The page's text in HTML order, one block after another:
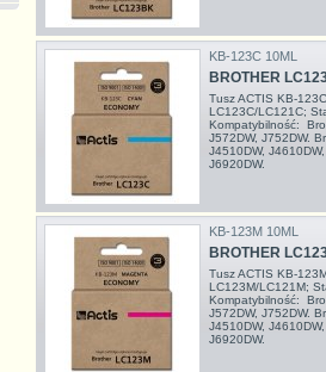
KB-123C 10ML
BROTHER
Tusz ACTIS KB-
LC123C/LC121C;
Kompatybilność:
J572DW, J752DW.
J4510DW,
J6920DW.
KB-123M 10ML
BROTHER
Tusz ACTIS KB-
LC123M/LC121M;
Kompatybilność:
J572DW, J752DW.
J4510DW,
J6920DW.